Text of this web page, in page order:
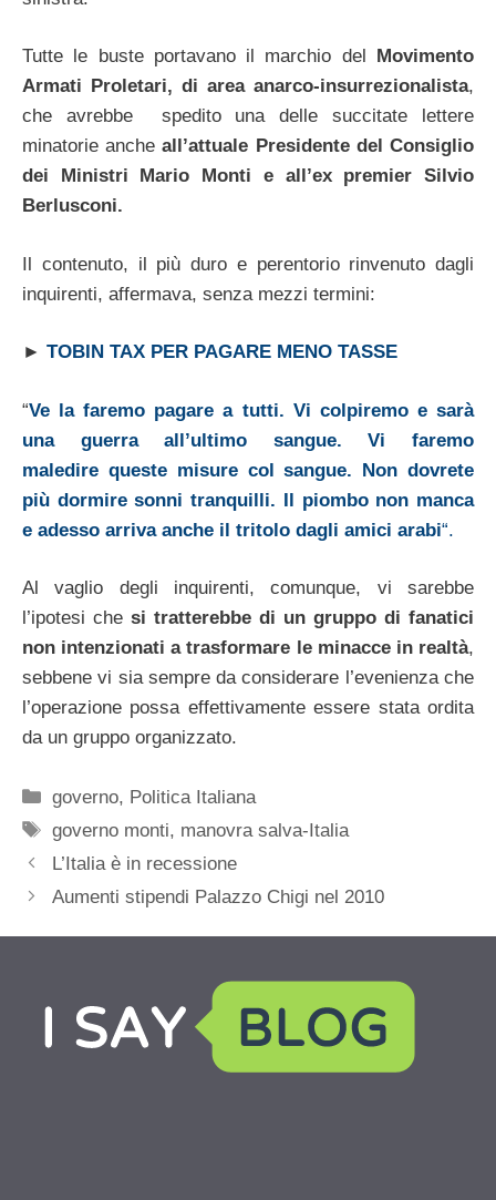
Tutte le buste portavano il marchio del
Movimento
Armati Proletari, di area anarco-insurrezionalista,
che avrebbe spedito una delle succitate lettere
minatorie ancheall’attuale Presidente del Consiglio
dei Ministri Mario Monti e all’ex premier Silvio
Berlusconi.
Il contenuto, il più duro e perentorio rinvenuto dagli
inquirenti, affermava, senza mezzi termini:
► TOBIN TAX PER PAGARE MENO TASSE
“Ve la faremo pagare a tutti. Vi colpiremo e sarà
una guerra all’ultimo sangue.Vi faremo
maledire queste misure col sangue. Non dovrete
più dormire sonni tranquilli. Il piombo non manca
e adesso arriva anche il tritolo dagli amici arabi“.
Al vaglio degli inquirenti, comunque, vi sarebbe
l’ipotesi che si tratterebbe di un gruppo di fanatici
non intenzionati a trasformare le minacce in realtà,
sebbene vi sia sempre da considerare l’evenienza che
l’operazione possa effettivamente essere stata ordita
da un gruppo organizzato.
Categorie
governo, Politica Italiana
Tag
governo monti, manovra salva-Italia
L’Italia è in recessione
Aumenti stipendi Palazzo Chigi nel 2010